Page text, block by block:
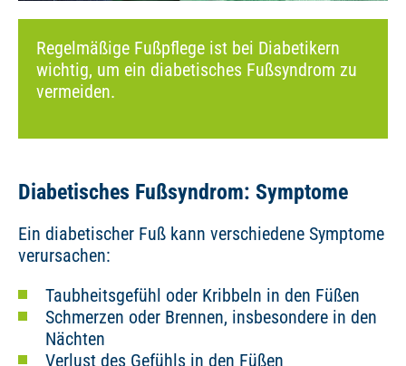
Regelmäßige Fußpflege ist bei Diabetikern
wichtig, um ein diabetisches Fußsyndrom zu
vermeiden.
Diabetisches Fußsyndrom: Symptome
Ein diabetischer Fuß kann verschiedene Symptome
verursachen:
Taubheitsgefühl oder Kribbeln in den Füßen
Schmerzen oder Brennen, insbesondere in den
Nächten
Verlust des Gefühls in den Füßen